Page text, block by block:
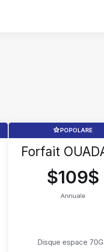
POPOLARE
Forfait
$109$
Annuale
Disque espace